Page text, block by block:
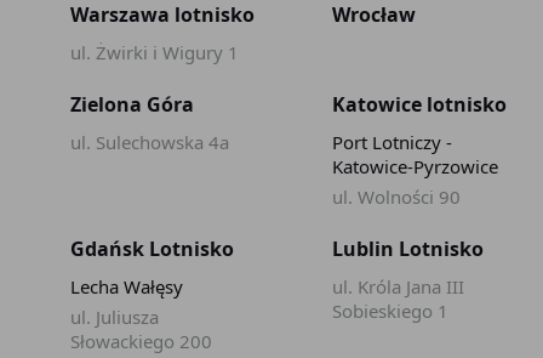
Warszawa lotnisko
ul. Żwirki i Wigury 1
Wrocław
Zielona Góra
ul. Sulechowska 4a
Katowice lotnisko
Port Lotniczy -
Katowice-Pyrzowice
ul. Wolności 90
Gdańsk Lotnisko
Lecha Wałęsy
ul. Juliusza
Słowackiego 200
Lublin Lotnisko
ul. Króla Jana III
Sobieskiego 1